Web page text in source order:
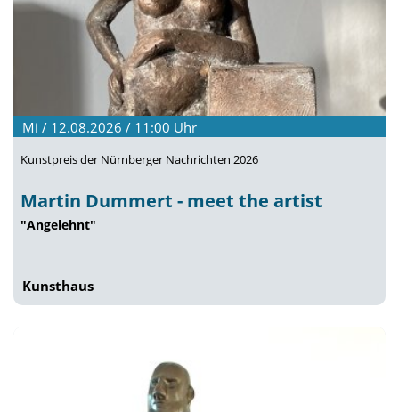
Mi / 12.08.2026 / 11:00 Uhr
Kunstpreis der Nürnberger Nachrichten 2026
Martin Dummert - meet the artist
"Angelehnt"
Kunsthaus